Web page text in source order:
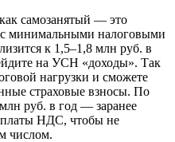
самозанятый — это
с минимальными налоговыми
к 1,5–1,8 млн руб. в
на УСН «доходы». Так
нагрузки и сможете
страховые взносы. По
руб. в год — заранее
НДС, чтобы не
числом.